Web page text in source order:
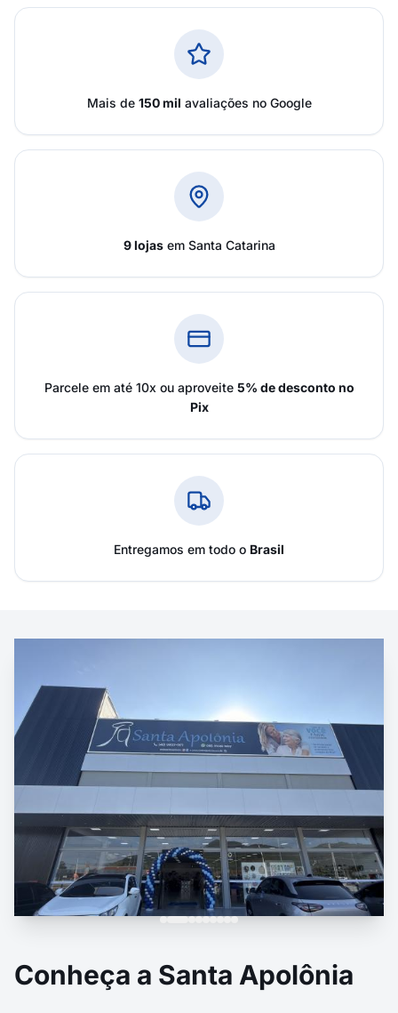
Mais de 150 mil avaliações no Google
9 lojasem Santa Catarina
Parcele em até 10x ou aproveite 5% de desconto no
Pix
Entregamos em todo o Brasil
Conheça a Santa Apolônia